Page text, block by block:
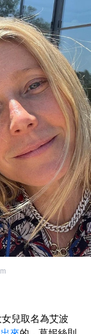
兒取名為艾波